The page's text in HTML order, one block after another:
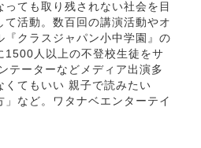
っても取り残されない社会を目
て活動。数百回の講演活動やオ
『クラスジャパン小中学園』の
1500人以上の不登校生徒をサ
テーターなどメディア出演多
くてもいい 親子で読みたい
」など。ワタナベエンターテイ